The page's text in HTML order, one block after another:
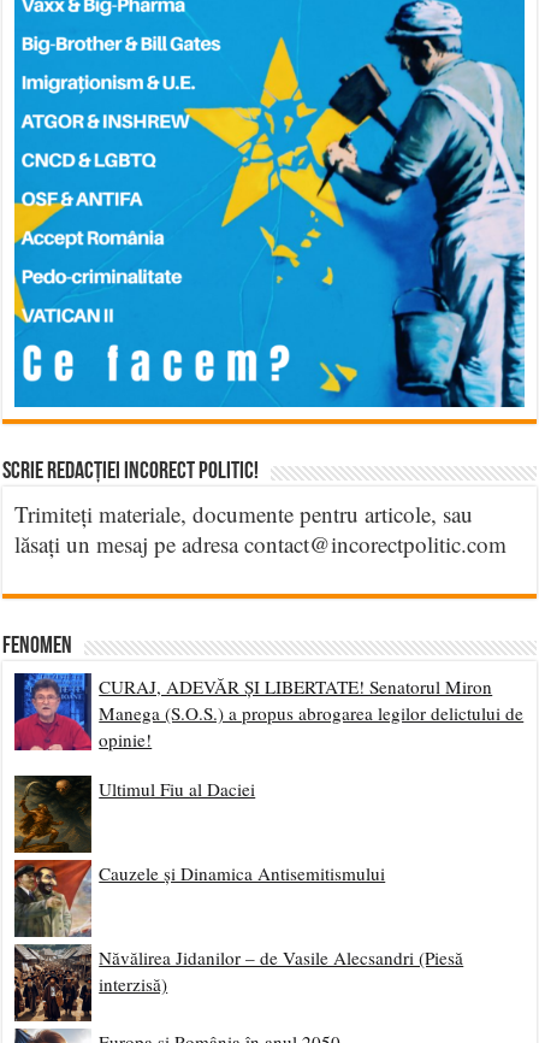
Scrie Redacției Incorect Politic!
Trimiteți materiale, documente pentru articole, sau
lăsați un mesaj pe adresa contact@incorectpolitic.com
Fenomen
CURAJ, ADEVĂR ȘI LIBERTATE! Senatorul Miron
Manega (S.O.S.) a propus abrogarea legilor delictului de
opinie!
Ultimul Fiu al Daciei
Cauzele și Dinamica Antisemitismului
Năvălirea Jidanilor – de Vasile Alecsandri (Piesă
interzisă)